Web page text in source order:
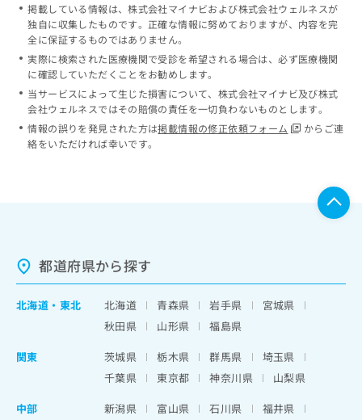
掲載している情報は、株式会社マイナビおよび株式会社ウェルネスが
独自に収集したものです。正確な情報に努めておりますが、内容を完
全に保証するものではありません。
実際に検索された医療機関で受診を希望される場合は、必ず医療機関
に確認していただくことをお勧めします。
当サービスによって生じた損害について、株式会社マイナビ及び株式
会社ウェルネスではその賠償の責任を一切負わないものとします。
情報の誤りを発見された方は掲載情報の修正依頼フォーム
からご連
絡をいただければ幸いです。
都道府県から探す
北海道 ・ 東北 北海道 青森県 岩手県
宮城県
秋田県
山形県
福島県
関東
茨城県 栃木県 群馬県
埼玉県
千葉県
東京都 神奈川県
山梨県
中部
新潟県 富山県 石川県
福井県